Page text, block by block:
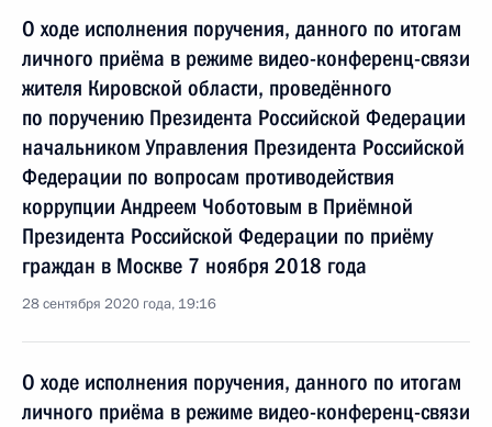
О ходе исполнения поручения, данного по итогам
личного приёма в режиме видео-конференц-связи
жителя Кировской области, проведённого
по поручению Президента Российской Федерации
начальником Управления Президента Российской
Федерации по вопросам противодействия
коррупции Андреем Чоботовым в Приёмной
Президента Российской Федерации по приёму
граждан в Москве 7 ноября 2018 года
28 сентября 2020 года, 19:16
О ходе исполнения поручения, данного по итогам
личного приёма в режиме видео-конференц-связи